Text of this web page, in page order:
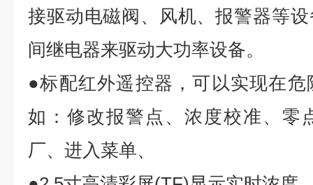
接驱动电磁阀、风机、报警器等
间继电器来驱动大功率设备。
●标配红外遥控器，可以实现在
如：修改报警点、浓度校准、零
厂、进入菜单、